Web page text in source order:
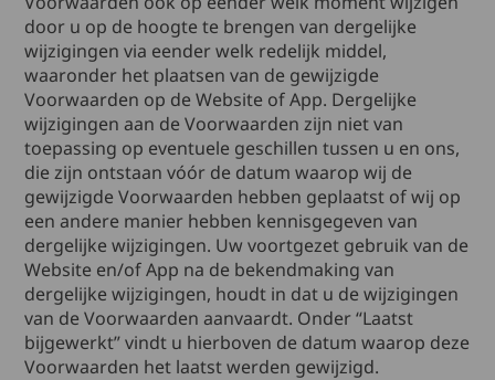
door u op de hoogte te brengen van dergelijke
wijzigingen via eender welk redelijk middel,
waaronder het plaatsen van de gewijzigde
Voorwaarden op de Website of App. Dergelijke
wijzigingen aan de Voorwaarden zijn niet van
toepassing op eventuele geschillen tussen u en ons,
die zijn ontstaan vóór de datum waarop wij de
gewijzigde Voorwaarden hebben geplaatst of wij op
een andere manier hebben kennisgegeven van
dergelijke wijzigingen. Uw voortgezet gebruik van de
Website en/of App na de bekendmaking van
dergelijke wijzigingen, houdt in dat u de wijzigingen
van de Voorwaarden aanvaardt. Onder “Laatst
bijgewerkt” vindt u hierboven de datum waarop deze
Voorwaarden het laatst werden gewijzigd.